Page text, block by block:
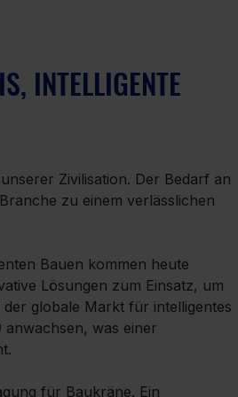
INTELLIGENTE
Zivilisation. Der Bedarf an
zu einem verlässlichen
Bauen kommen heute
Lösungen zum Einsatz, um
der globale Markt für intelligentes
was einer
für Baukräne. Ein